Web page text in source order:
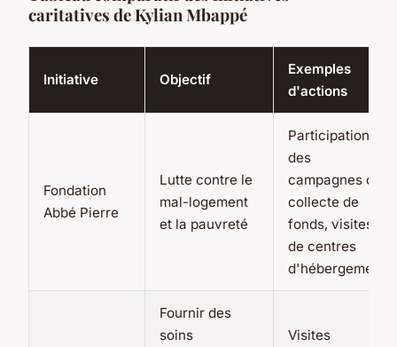
caritatives de Kylian Mbappé
Initiative Objectif
Exemples
d'actions
Fondation
Abbé Pierre
Lutte contre le
mal-logement
et la pauvreté
Participation à
des
campagnes de
collecte de
fonds, visites
de centres
d'hébergement
Fournir des
soins
Visites